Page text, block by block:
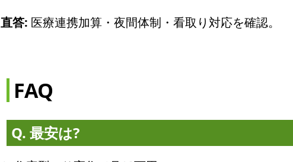
直答: 医療連携加算・夜間体制・看取り対応を確認。
FAQ
Q. 最安は?